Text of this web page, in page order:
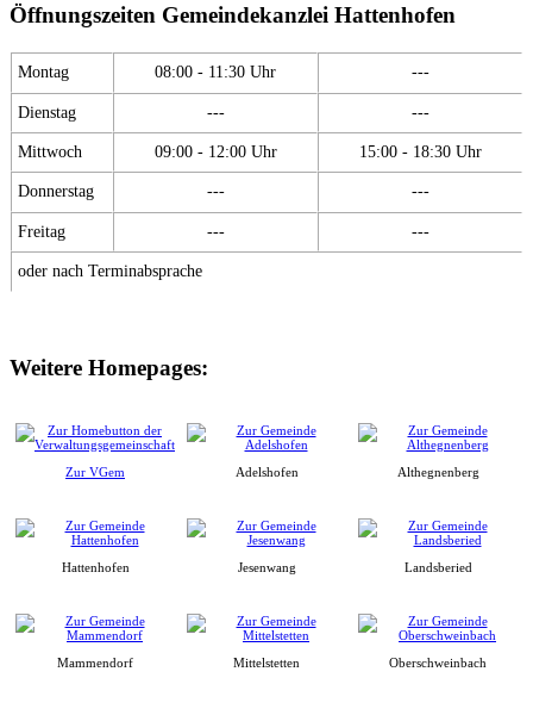
Öffnungszeiten Gemeindekanzlei Hattenhofen
Montag 08:00 - 11:30 Uhr ---
Dienstag --- ---
Mittwoch 09:00 - 12:00 Uhr 15:00 - 18:30 Uhr
Donnerstag --- ---
Freitag --- ---
oder nach Terminabsprache
Weitere Homepages:
Zur VGem Adelshofen Althegnenberg
Hattenhofen Jesenwang Landsberied
Mammendorf Mittelstetten Oberschweinbach